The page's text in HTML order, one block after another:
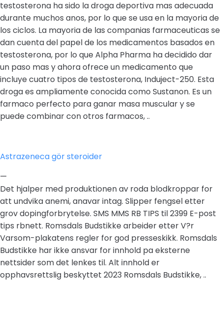
testosterona ha sido la droga deportiva mas adecuada
durante muchos anos, por lo que se usa en la mayoria de
los ciclos. La mayoria de las companias farmaceuticas se
dan cuenta del papel de los medicamentos basados en
testosterona, por lo que Alpha Pharma ha decidido dar
un paso mas y ahora ofrece un medicamento que
incluye cuatro tipos de testosterona, Induject-250. Esta
droga es ampliamente conocida como Sustanon. Es un
farmaco perfecto para ganar masa muscular y se
puede combinar con otros farmacos, ..
Astrazeneca gör steroider
—
Det hjalper med produktionen av roda blodkroppar for
att undvika anemi, anavar intag. Slipper fengsel etter
grov dopingforbrytelse. SMS MMS RB TIPS til 2399 E-post
tips rbnett. Romsdals Budstikke arbeider etter V?r
Varsom-plakatens regler for god presseskikk. Romsdals
Budstikke har ikke ansvar for innhold pa eksterne
nettsider som det lenkes til. Alt innhold er
opphavsrettslig beskyttet 2023 Romsdals Budstikke, ..